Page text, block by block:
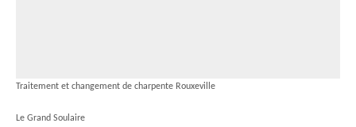
Traitement et changement de charpente Rouxeville
Le Grand Soulaire